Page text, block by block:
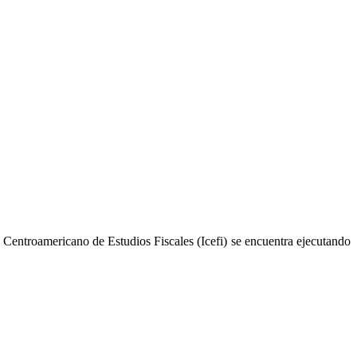
de Estudios Fiscales (Icefi) se encuentra ejecutando